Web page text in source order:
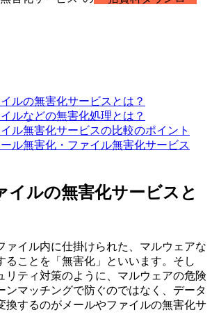
ルの無害化サービスとは？
ルなどの無害化処理とは？
ル無害化サービスの比較のポイント
ル無害化・ファイル無害化サービス
イルの無害化サービスと
ァイル内に仕掛けられた、マルウェアな
ることを「無害化」といいます。そし
リティ対策のように、マルウェアの危険
ンマッチングで防ぐのではなく、データ
換するのがメールやファイルの無害化サ